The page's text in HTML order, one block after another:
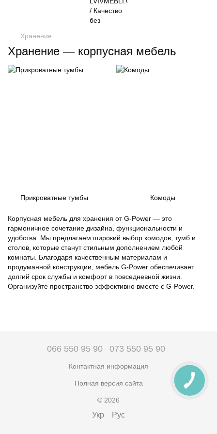
Хранение
Хранение — корпусная мебель
Корпусная мебель для хранения от G-Power — это
гармоничное сочетание дизайна, функциональности и
удобства. Мы предлагаем широкий выбор комодов, тумб и
столов, которые станут стильным дополнением любой
комнаты. Благодаря качественным материалам и
продуманной конструкции, мебель G-Power обеспечивает
долгий срок службы и комфорт в повседневной жизни.
Организуйте пространство эффективно вместе с G-Power.
Прикроватные тумбы Комоды
066 550 95 90 073 550 95 90
Контактная информация
Полная версия сайта
© 2026
Укр Рус